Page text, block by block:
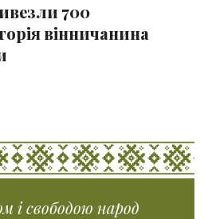
700
вінничанина
і свободою народ